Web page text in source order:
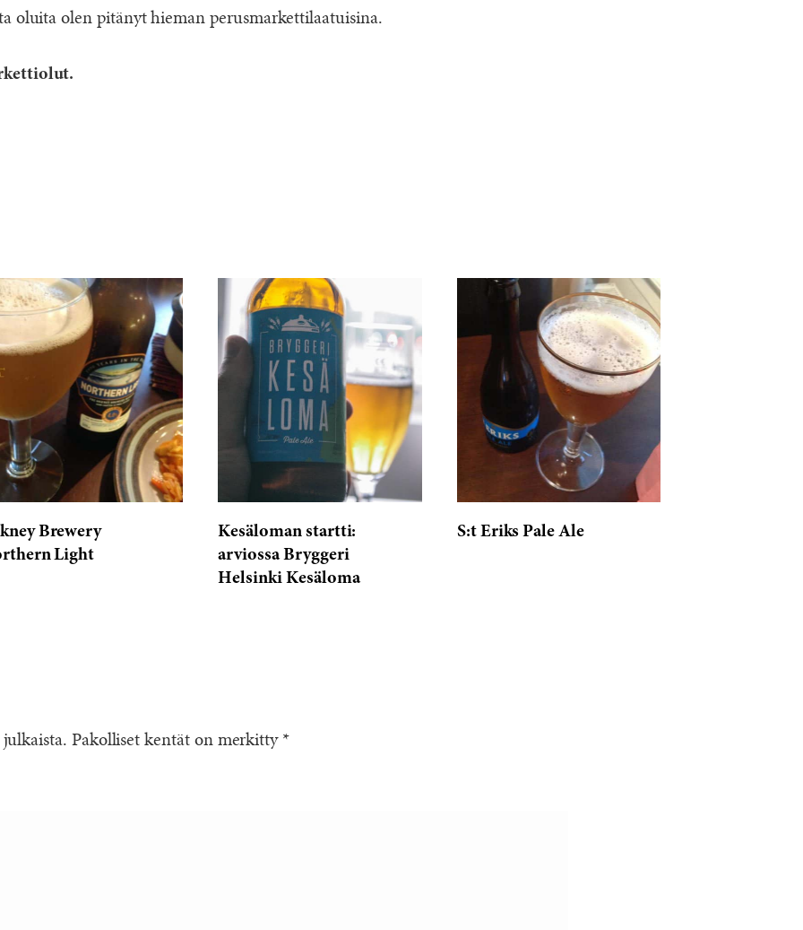
oluita olen pitänyt hieman perusmarkettilaatuisina.
Brewery
Light
Kesäloman startti:
arviossa Bryggeri
Helsinki Kesäloma
S:t Eriks Pale Ale
julkaista. Pakolliset kentät on merkitty *